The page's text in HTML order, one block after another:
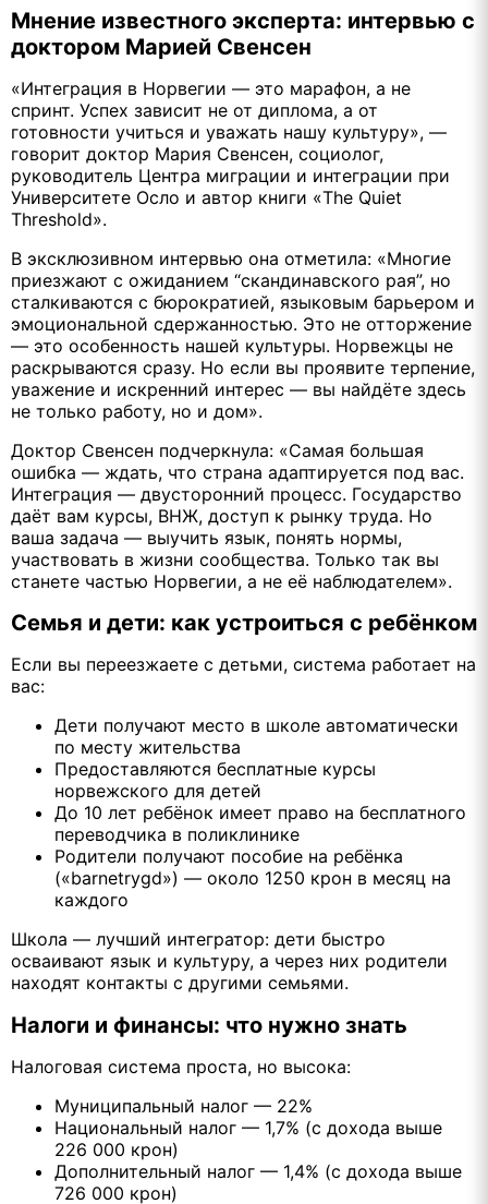
Мнение известного эксперта: интервью с
доктором Марией Свенсен
«Интеграция в Норвегии — это марафон, а не
спринт. Успех зависит не от диплома, а от
готовности учиться и уважать нашу культуру», —
говорит доктор Мария Свенсен, социолог,
руководитель Центра миграции и интеграции при
Университете Осло и автор книги «The Quiet
Threshold».
В эксклюзивном интервью она отметила: «Многие
приезжают с ожиданием “скандинавского рая”, но
сталкиваются с бюрократией, языковым барьером и
эмоциональной сдержанностью. Это не отторжение
— это особенность нашей культуры. Норвежцы не
раскрываются сразу. Но если вы проявите терпение,
уважение и искренний интерес — вы найдёте здесь
не только работу, но и дом».
Доктор Свенсен подчеркнула: «Самая большая
ошибка — ждать, что страна адаптируется под вас.
Интеграция — двусторонний процесс. Государство
даёт вам курсы, ВНЖ, доступ к рынку труда. Но
ваша задача — выучить язык, понять нормы,
участвовать в жизни сообщества. Только так вы
станете частью Норвегии, а не её наблюдателем».
Семья и дети: как устроиться с ребёнком
Если вы переезжаете с детьми, система работает на
вас:
Дети получают место в школе автоматически
по месту жительства
Предоставляются бесплатные курсы
норвежского для детей
До 10 лет ребёнок имеет право на бесплатного
переводчика в поликлинике
Родители получают пособие на ребёнка
(«barnetrygd») — около 1250 крон в месяц на
каждого
Школа — лучший интегратор: дети быстро
осваивают язык и культуру, а через них родители
находят контакты с другими семьями.
Налоги и финансы: что нужно знать
Налоговая система проста, но высока:
Муниципальный налог — 22%
Национальный налог — 1,7% (с дохода выше
226 000 крон)
Дополнительный налог — 1,4% (с дохода выше
726 000 крон)